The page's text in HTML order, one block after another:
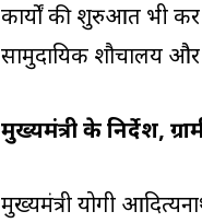
कार्यों की शुरुआत भी कर
सामुदायिक शौचालय
मुख्यमंत्री के निर्देश,
मुख्यमंत्री योगी